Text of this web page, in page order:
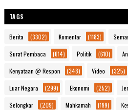
TAGS
Berita (3302) Komentar (1183)
Surat Pembaca (614) Politik (610)
Kenyataan @ Respon (348) Video (325)
Luar Negara (299) Ekonomi (252)
Selongkar (209) Mahkamah (199)